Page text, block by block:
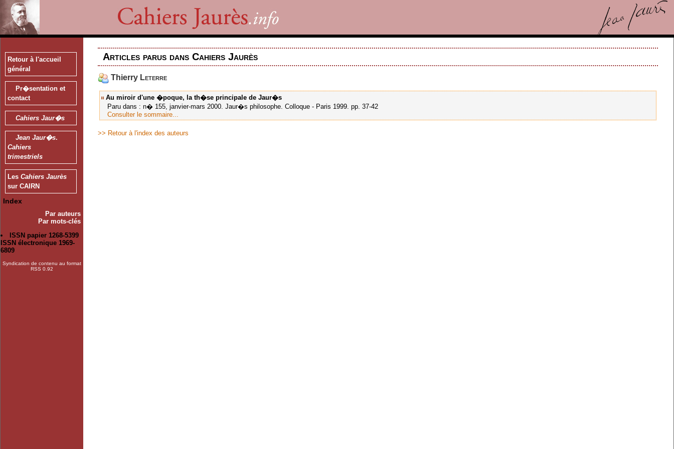
Retour à l'accueil
général
Pr�sentation et
contact
Cahiers Jaur�s
Jean Jaur�s.
Cahiers
trimestriels
Les Cahiers Jaurès
sur CAIRN
Index
Par auteurs
Par mots-clés
ISSN papier 1268-5399
ISSN électronique 1969-
6809
Syndication de contenu au format
RSS 0.92
Articles parus dans Cahiers Jaurès
Thierry Leterre
Au miroir d'une �poque, la th�se principale de Jaur�s
Paru dans : n� 155, janvier-mars 2000. Jaur�s philosophe. Colloque - Paris 1999. pp. 37-42
Consulter le sommaire...
>> Retour à l'index des auteurs